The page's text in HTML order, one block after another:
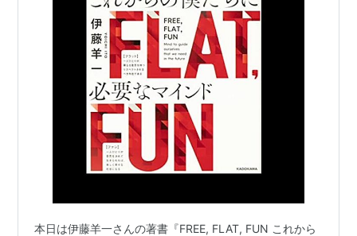
本日は伊藤羊一さんの著書『FREE, FLAT, FUN これから